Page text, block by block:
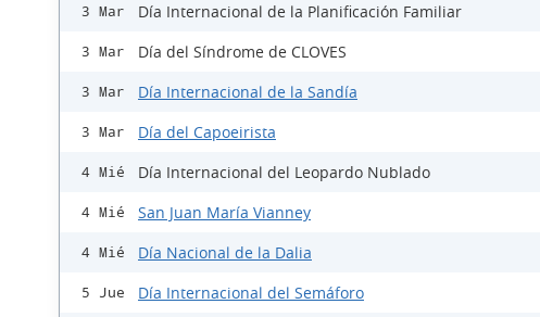
3 Mar Día Internacional de la Planificación Familiar
3 Mar Día del Síndrome de CLOVES
3 Mar Día Internacional de la Sandía
3 Mar Día del Capoeirista
4 Mié Día Internacional del Leopardo Nublado
4 Mié San Juan María Vianney
4 Mié Día Nacional de la Dalia
5 Jue Día Internacional del Semáforo